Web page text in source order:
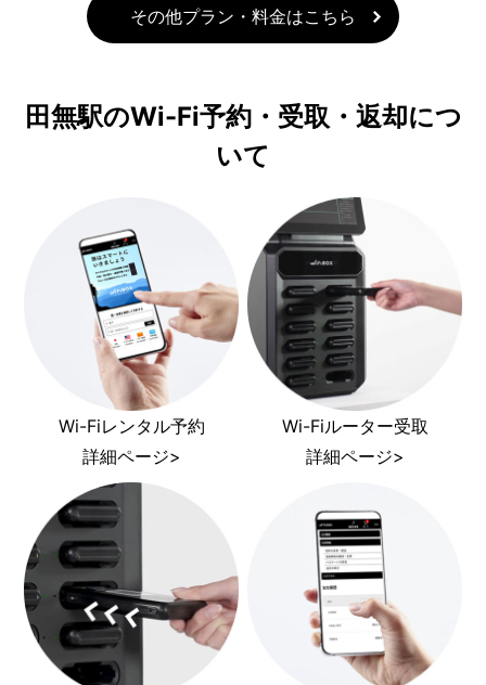
その他プラン・料金はこちら
田無駅のWi-Fi予約・受取・返却につ
いて
Wi-Fiレンタル予約
詳細ページ>
Wi-Fiルーター受取
詳細ページ>